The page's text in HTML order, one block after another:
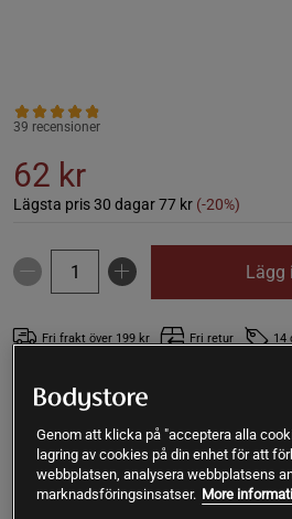
39 recensioner
62 kr
Lägsta pris 30 dagar77 kr (-20%)
Lägg
Fri frakt över 199 kr Fri retur 14
EmmaFramröstad topprecension
Finmalet och med bra smak. En
relativt högt pris.
Genom att klicka på "acceptera alla
lagring av cookies på din enhet för att
webbplatsen, analysera webbplatsens
marknadsföringsinsatser. More